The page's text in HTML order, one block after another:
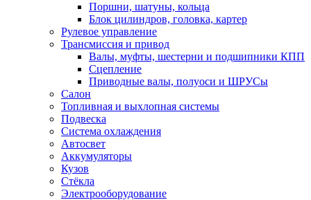
Поршни, шатуны, кольца
Блок цилиндров, головка, картер
Рулевое управление
Трансмиссия и привод
Валы, муфты, шестерни и подшипники КПП
Сцепление
Приводные валы, полуоси и ШРУСы
Салон
Топливная и выхлопная системы
Подвеска
Система охлаждения
Автосвет
Аккумуляторы
Кузов
Стёкла
Электрооборудование